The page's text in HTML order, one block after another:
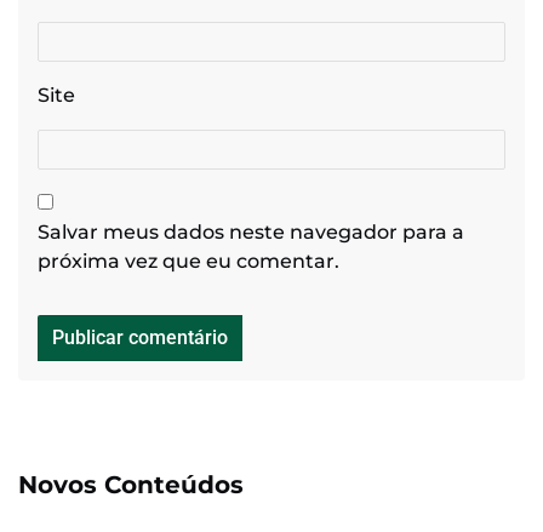
Site
Salvar meus dados neste navegador para a
próxima vez que eu comentar.
Novos Conteúdos